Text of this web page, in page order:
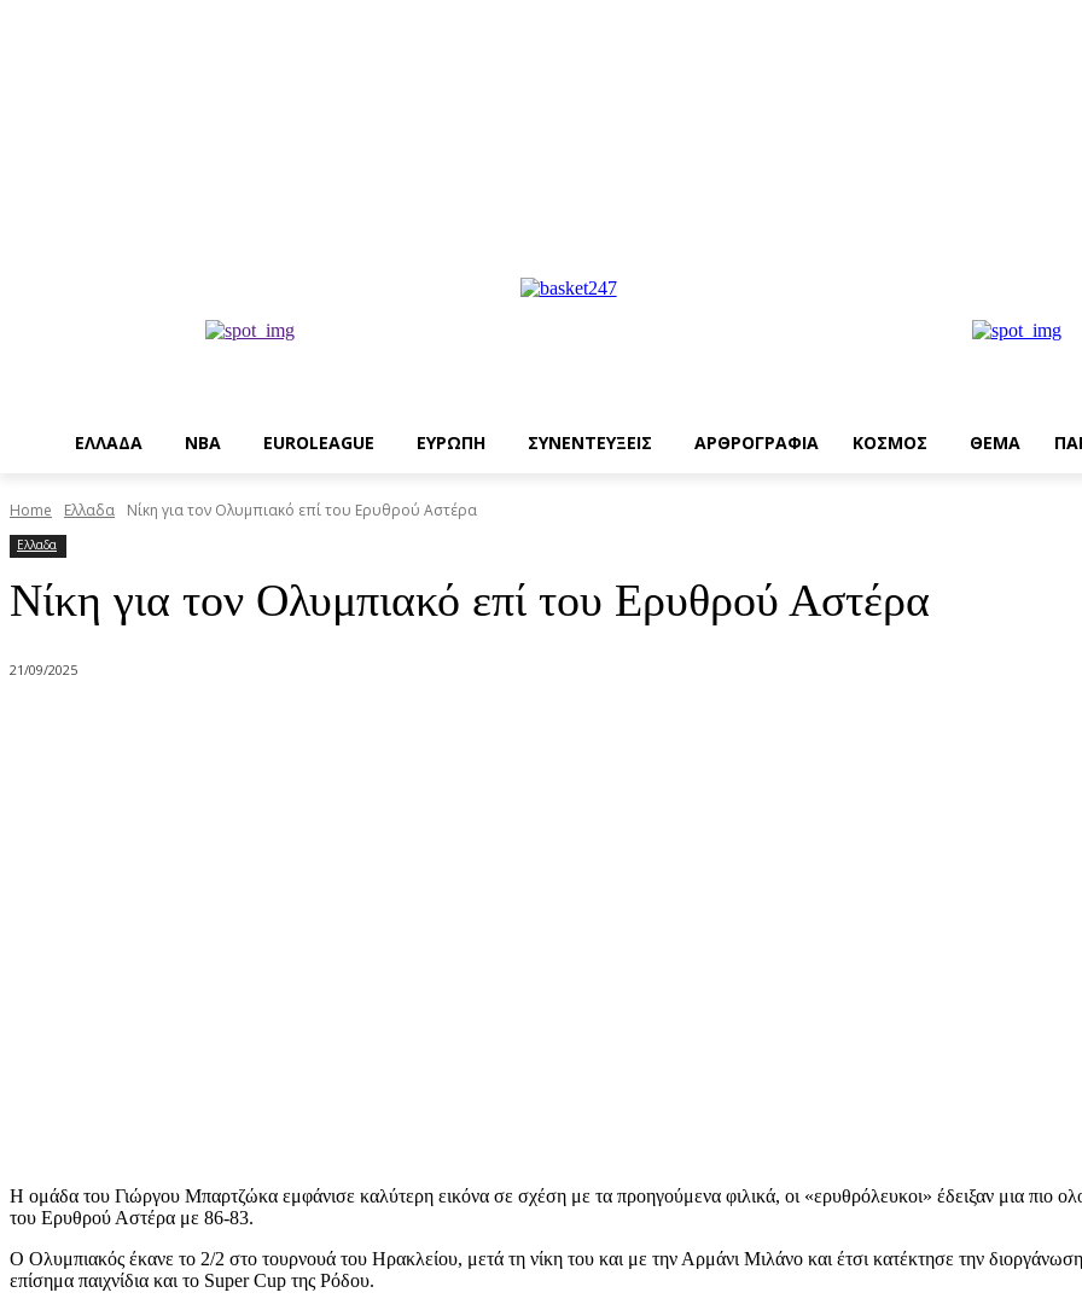
EΛΛΑΔΑ NBA ΕUROLEAGUE ΕΥΡΩΠΗ ΣΥΝΕΝΤΕΥΞΕΙΣ ΑΡΘΡΟΓΡΑΦΙΑ ΚΟΣΜΟΣ ΘΕΜΑ
Home Ελλαδα Nίκη για τον Ολυμπιακό επί του Ερυθρού Αστέρα
Ελλαδα
Nίκη για τον Ολυμπιακό επί του Ερυθρού Αστέρα
21/09/2025
Η ομάδα του Γιώργου Μπαρτζώκα εμφάνισε καλύτερη εικόνα σε σχέση με τα προηγούμενα φιλικά, οι «ερυθρόλευκοι» έδειξαν μια πιο
του Ερυθρού Αστέρα με 86-83.
Ο Ολυμπιακός έκανε το 2/2 στο τουρνουά του Ηρακλείου, μετά τη νίκη του και με την Αρμάνι Μιλάνο και έτσι κατέκτησε την
επίσημα παιχνίδια και το Super Cup της Ρόδου.